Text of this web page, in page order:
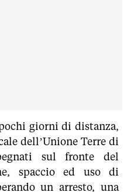
giorni di distanza,
dell’Unione Terre di
sul fronte del
spaccio ed uso di
un arresto, una